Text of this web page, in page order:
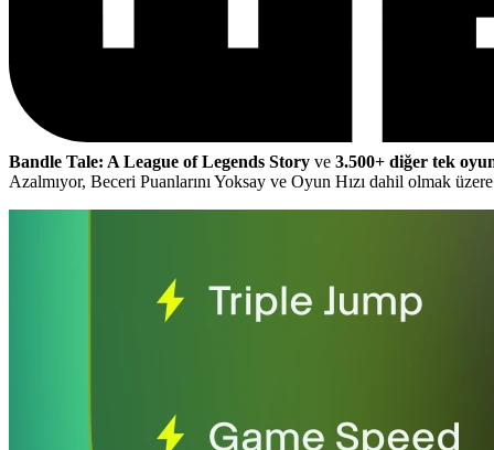
Bandle Tale: A League of Legends Story ve 3.500+ diğer tek
Azalmıyor, Beceri Puanlarını Yoksay ve Oyun Hızı dahil olmak üzere